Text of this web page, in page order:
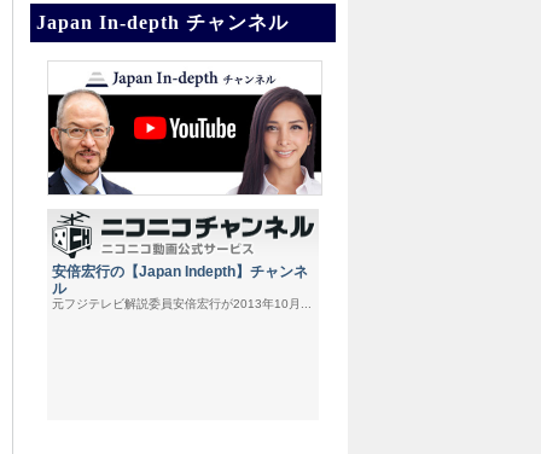
Japan In-depth チャンネル